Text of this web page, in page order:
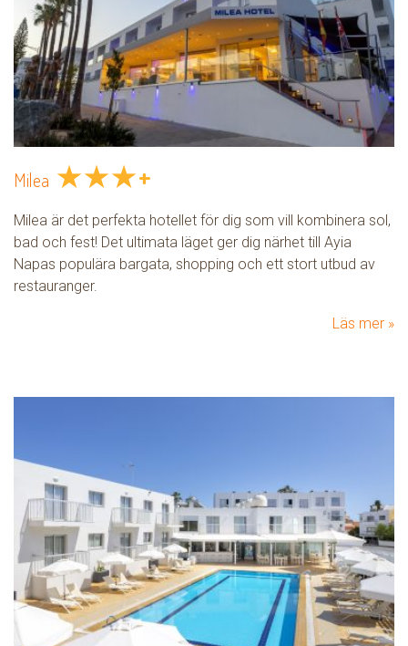
Milea ★★★+
Milea är det perfekta hotellet för dig som vill kombinera sol,
bad och fest! Det ultimata läget ger dig närhet till Ayia
Napas populära bargata, shopping och ett stort utbud av
restauranger.
Läs mer